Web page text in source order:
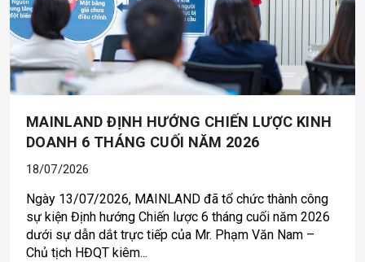
MAINLAND ĐỊNH HƯỚNG CHIẾN LƯỢC KINH
DOANH 6 THÁNG CUỐI NĂM 2026
18/07/2026
Ngày 13/07/2026, MAINLAND đã tổ chức thành công
sự kiện Định hướng Chiến lược 6 tháng cuối năm 2026
dưới sự dẫn dắt trực tiếp của Mr. Phạm Văn Nam –
Chủ tịch HĐQT kiêm...